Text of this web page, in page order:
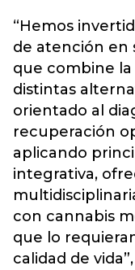
“Hemos
de atención en
que combine
distintas
orientado al
recuperación
aplicando
integrativa,
con cannabis
que lo
calidad de